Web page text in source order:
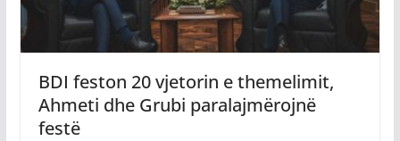
BDI feston 20 vjetorin e themelimit,
Ahmeti dhe Grubi paralajmërojnë
festë